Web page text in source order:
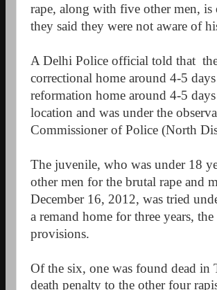
rape, along with five other men,
they said they were not aware of
A Delhi Police official told that
correctional home around 4-5
reformation home around 4-5
location and was under the
Commissioner of Police (North
The juvenile, who was under 18
other men for the brutal rape and
December 16, 2012, was tried
a remand home for three years,
provisions.
Of the six, one was found dead in
death penalty to the other four